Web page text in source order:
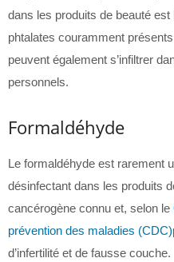
dans les produits de beauté
phtalates couramment
peuvent également s’infiltrer
personnels.
Formaldéhyde
Le formaldéhyde est rarement
désinfectant dans les produits
cancérogène connu et, selon le
prévention des maladies (CDC)
d’infertilité et de fausse couche.